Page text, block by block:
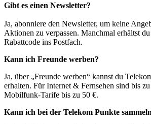
Gibt es einen Newsletter?
Ja, abonniere den Newsletter, um keine
Aktionen zu verpassen. Manchmal erhältst
Rabattcode ins Postfach.
Kann ich Freunde werben?
Ja, über „Freunde werben“ kannst du
erhalten. Für Internet & Fernsehen sind bis
Mobilfunk-Tarife bis zu 50 €.
Kann ich bei der Telekom Punkte